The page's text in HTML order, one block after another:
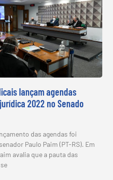
lançam agendas
2022 no Senado
das agendas foi
Paulo Paim (PT-RS). Em
avalia que a pauta das